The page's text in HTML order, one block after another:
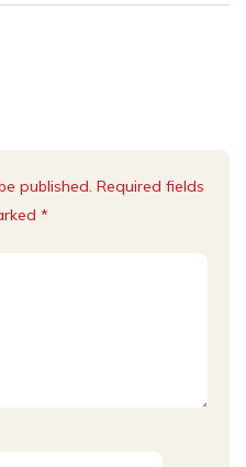
published. Required fields
*